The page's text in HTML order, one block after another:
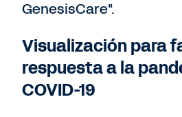
GenesisCare".
Visualización para
respuesta a la
COVID-19